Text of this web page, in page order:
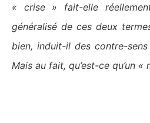
« crise » fait-elle
généralisé de ces deux
bien, induit-il des contre-
Mais au fait, qu’est-ce qu’un